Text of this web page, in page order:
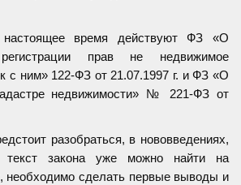
время действуют ФЗ «О
регистрации прав не недвижимое
с ним» 122-ФЗ от 21.07.1997 г. и ФЗ «О
недвижимости» № 221-ФЗ от
разобраться, в нововведениях,
текст закона уже можно найти на
необходимо сделать первые выводы и